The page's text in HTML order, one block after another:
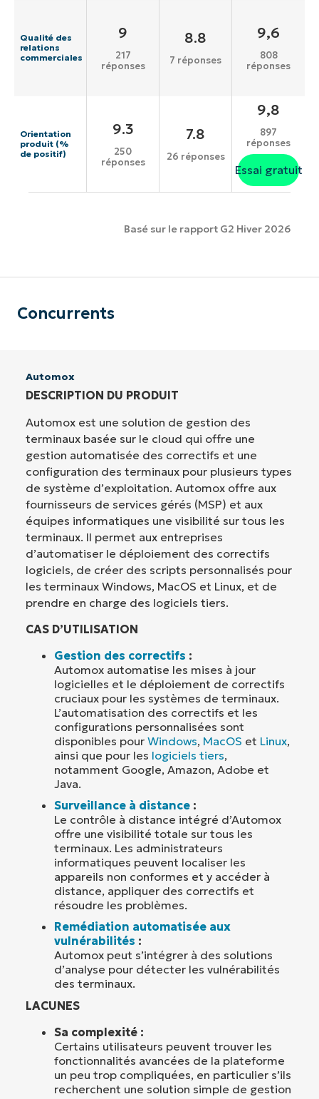
Qualité des
relations
commerciales
9
217
réponses
8.8
7 réponses
9,6
808
réponses
Orientation
produit (%
de positif)
9.3
250
réponses
7.8
26 réponses
9,8
897
réponses
Essai gratuit
Basé sur le rapport G2 Hiver 2026
Concurrents
Automox
DESCRIPTION DU PRODUIT
Automox est une solution de gestion des
terminaux basée sur le cloud qui offre une
gestion automatisée des correctifs et une
configuration des terminaux pour plusieurs types
de système d’exploitation. Automox offre aux
fournisseurs de services gérés (MSP) et aux
équipes informatiques une visibilité sur tous les
terminaux. Il permet aux entreprises
d’automatiser le déploiement des correctifs
logiciels, de créer des scripts personnalisés pour
les terminaux Windows, MacOS et Linux, et de
prendre en charge des logiciels tiers.
CAS D’UTILISATION
Gestion des correctifs :
Automox automatise les mises à jour
logicielles et le déploiement de correctifs
cruciaux pour les systèmes de terminaux.
L’automatisation des correctifs et les
configurations personnalisées sont
disponibles pour Windows, MacOS et Linux,
ainsi que pour les logiciels tiers,
notamment Google, Amazon, Adobe et
Java.
Surveillance à distance :
Le contrôle à distance intégré d’Automox
offre une visibilité totale sur tous les
terminaux. Les administrateurs
informatiques peuvent localiser les
appareils non conformes et y accéder à
distance, appliquer des correctifs et
résoudre les problèmes.
Remédiation automatisée aux
vulnérabilités :
Automox peut s’intégrer à des solutions
d’analyse pour détecter les vulnérabilités
des terminaux.
LACUNES
Sa complexité :
Certains utilisateurs peuvent trouver les
fonctionnalités avancées de la plateforme
un peu trop compliquées, en particulier s’ils
recherchent une solution simple de gestion